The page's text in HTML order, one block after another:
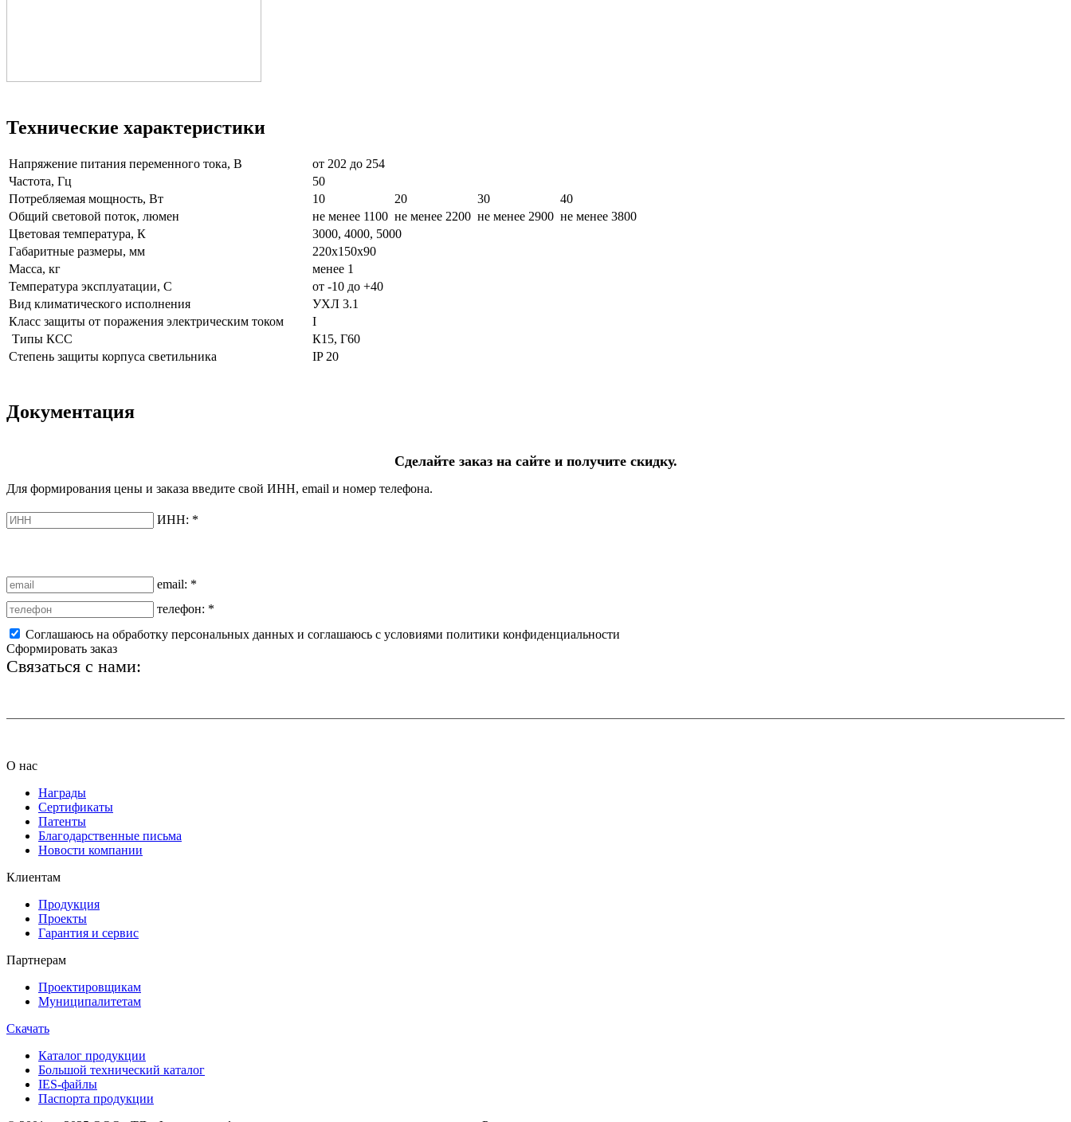
Технические характеристики
Напряжение питания переменного тока, В
от 202 до 254
Частота, Гц
50
Потребляемая мощность, Вт
10 20 30
40
Общий световой поток, люмен
не менее 1100 не менее 2200 не менее 2900 не менее 3800
Цветовая температура, К
3000, 4000, 5000
Габаритные размеры, мм
220х150х90
Масса, кг
менее 1
Температура эксплуатации, С
от -10 до +40
Вид климатического исполнения
УХЛ 3.1
Класс защиты от поражения электрическим током
I
Типы КСС
К15, Г60
Степень защиты корпуса светильника
IP 20
Документация
Сделайте заказ на сайте и получите скидку.
Для формирования цены и заказа введите свой ИНН, email и номер телефона.
ИНН: *
email: *
телефон: *
Соглашаюсь на обработку персональных данных и соглашаюсь с условиями политики конфиденциальности
Сформировать заказ
Связаться с нами:
О нас
Награды
Сертификаты
Патенты
Благодарственные письма
Новости компании
Клиентам
Продукция
Проекты
Гарантия и сервис
Партнерам
Проектировщикам
Муниципалитетам
Скачать
Каталог продукции
Большой технический каталог
IES-файлы
Паспорта продукции